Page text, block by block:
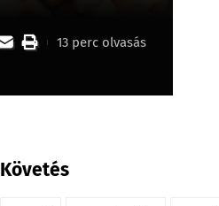
13 perc olvasás
Követés